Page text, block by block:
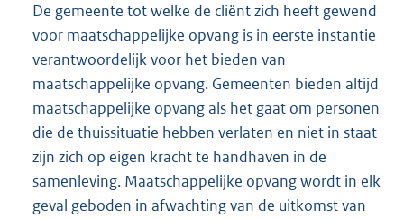
De gemeente tot welke de cliënt zich heeft gewend
voor maatschappelijke opvang is in eerste instantie
verantwoordelijk voor het bieden van
maatschappelijke opvang. Gemeenten bieden altijd
maatschappelijke opvang als het gaat om personen
die de thuissituatie hebben verlaten en niet in staat
zijn zich op eigen kracht te handhaven in de
samenleving. Maatschappelijke opvang wordt in elk
geval geboden in afwachting van de uitkomst van